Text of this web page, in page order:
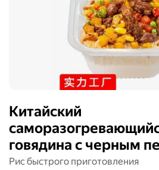
Китайский
говядина с черным
Рис быстрого приготовления